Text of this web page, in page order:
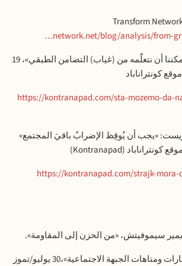
Transform
network.net/blog/analysis/from-
3 أنيا إيليتش، «ماذا يمكننا أن نتعلّمه من (غياب) التضامن الطبقي»، 19
https://kontranapad.com/sta-mozemo-da-
ريست: «يجب أن يُوقِظ الإضرابُ باقيَ المجتمع»
https://kontranapad.com/strajk-
7 ميلوش بوكُن، «مسارات ومتاهات الجبهة الاجتماعية»،30 يوليو/تموز